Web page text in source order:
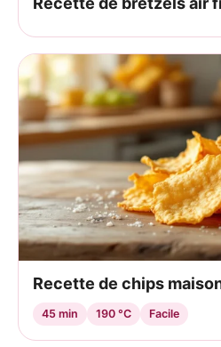
Recette de chips
45 min 190 °C Facile